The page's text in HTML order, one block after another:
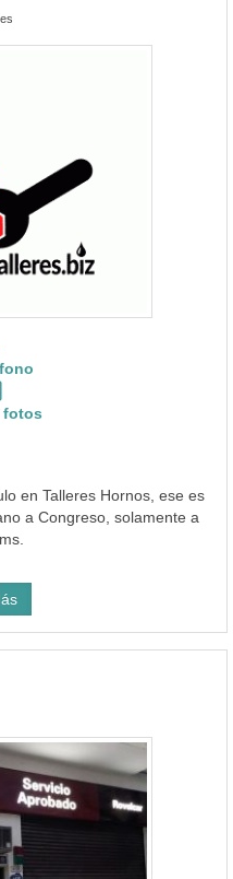
fotos
en Talleres Hornos, ese es
a Congreso, solamente a